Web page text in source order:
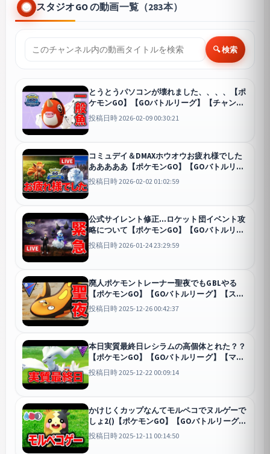
スタジオGO の動画一覧（283本）
🔍 検索
とうとうパソコンが壊れました、、、、【ポ
ケモンGO】【GOバトルリーグ】【チャンピ
オンシップシリーズカップ】
投稿日時 2026-02-09 00:30:21
コミュデイ＆DMAXホウオウお疲れ様でした
あああああ【ポケモンGO】【GOバトルリー
グ】【スーパーリーグ】
投稿日時 2026-02-02 01:02:59
公式サイレント修正...ロケット団イベント攻
略について【ポケモンGO】【GOバトルリー
グ】【マスタープレミア】
投稿日時 2026-01-24 23:29:59
廃人ポケモントレーナー聖夜でもGBLやる
【ポケモンGO】【GOバトルリーグ】【スー
パーリーグ】
GO
投稿日時 2025-12-26 00:42:37
本日実質最終日レシラムの高個体とれた？？
【ポケモンGO】【GOバトルリーグ】【マス
ターリーグ】
GO
投稿日時 2025-12-22 00:09:14
かけじくカップなんてモルペコでヌルゲーで
しょ2()【ポケモンGO】【GOバトルリーグ】
【かけじくカップSL】
GO
投稿日時 2025-12-11 00:14:50